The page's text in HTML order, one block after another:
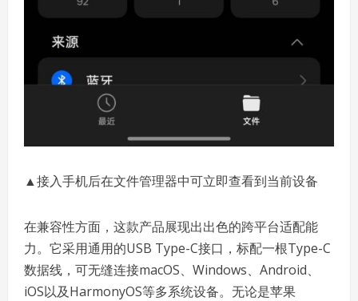
▲接入手机后在文件管理器中可立即查看到当前设备
在兼容性方面，这款产品展现出出色的跨平台适配能
力。它采用通用的USB Type-C接口，标配一根Type-C
数据线，可无缝连接macOS、Windows、Android、
iOS以及HarmonyOS等多系统设备。无论是苹果